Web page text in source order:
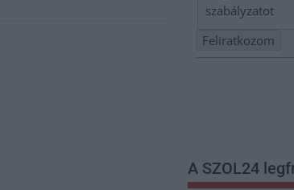
szabályzatot
A SZOL24